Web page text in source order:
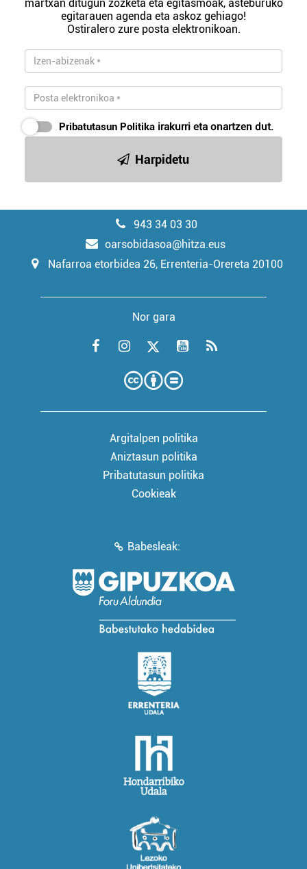
martxan ditugun zozketa eta egitasmoak, asteburuko
egitarauen agenda eta askoz gehiago!
Ostiralero zure posta elektronikoan.
Pribatutasun Politika irakurri eta onartzen dut.
Harpidetu
943 34 03 30
oarsobidasoa@hitza.eus
Nafarroa etorbidea 26, Errenteria-Orereta 20100
Nor gara
Argitalpen politika
Aniztasun politika
Pribatutasun politika
Cookieak
Babesleak: